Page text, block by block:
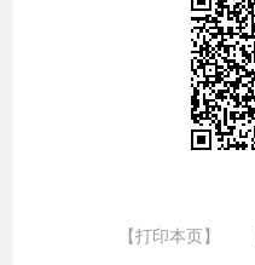
【打印本页】